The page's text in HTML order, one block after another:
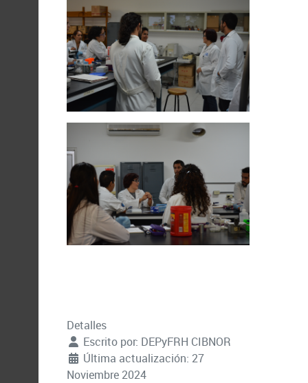
Detalles
Escrito por: DEPyFRH CIBNOR
Última actualización: 27
Noviembre 2024